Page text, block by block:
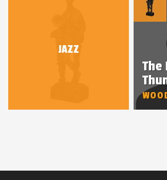
JAZZ
The